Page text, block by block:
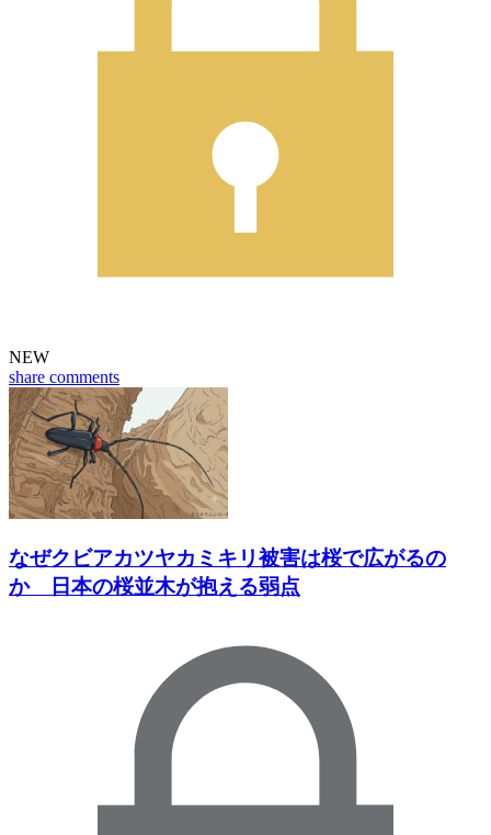
NEW
share comments
なぜクビアカツヤカミキリ被害は桜で広がるの
か 日本の桜並木が抱える弱点